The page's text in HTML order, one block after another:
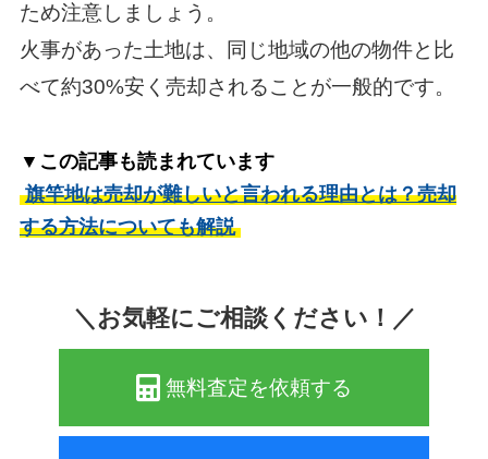
ため注意しましょう。
火事があった土地は、同じ地域の他の物件と比
べて約30%安く売却されることが一般的です。
▼この記事も読まれています
旗竿地は売却が難しいと言われる理由とは？売却
する方法についても解説
＼お気軽にご相談ください！／
無料査定を依頼する